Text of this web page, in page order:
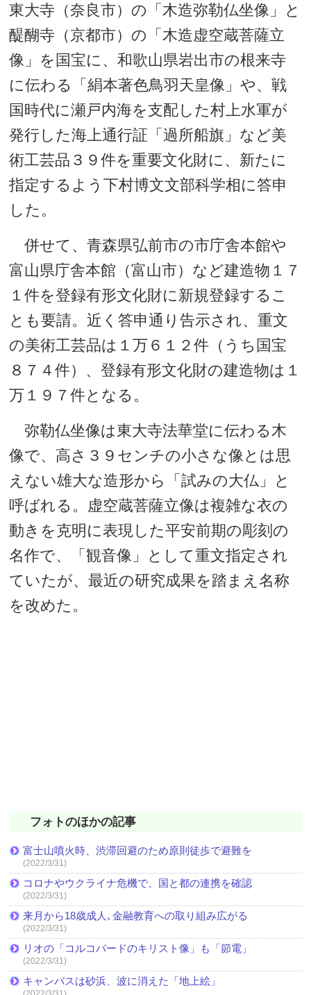
東大寺（奈良市）の「木造弥勒仏坐像」と
醍醐寺（京都市）の「木造虚空蔵菩薩立
像」を国宝に、和歌山県岩出市の根来寺
に伝わる「絹本著色鳥羽天皇像」や、戦
国時代に瀬戸内海を支配した村上水軍が
発行した海上通行証「過所船旗」など美
術工芸品３９件を重要文化財に、新たに
指定するよう下村博文文部科学相に答申
した。
併せて、青森県弘前市の市庁舎本館や
富山県庁舎本館（富山市）など建造物１７
１件を登録有形文化財に新規登録するこ
とも要請。近く答申通り告示され、重文
の美術工芸品は１万６１２件（うち国宝
８７４件）、登録有形文化財の建造物は１
万１９７件となる。
弥勒仏坐像は東大寺法華堂に伝わる木
像で、高さ３９センチの小さな像とは思
えない雄大な造形から「試みの大仏」と
呼ばれる。虚空蔵菩薩立像は複雑な衣の
動きを克明に表現した平安前期の彫刻の
名作で、「観音像」として重文指定され
ていたが、最近の研究成果を踏まえ名称
を改めた。
フォトのほかの記事
富士山噴火時、渋滞回避のため原則徒歩で避難を
(2022/3/31)
コロナやウクライナ危機で、国と都の連携を確認
(2022/3/31)
来月から18歳成人､金融教育への取り組み広がる
(2022/3/31)
リオの「コルコバードのキリスト像」も「節電」
(2022/3/31)
キャンバスは砂浜、波に消えた「地上絵」